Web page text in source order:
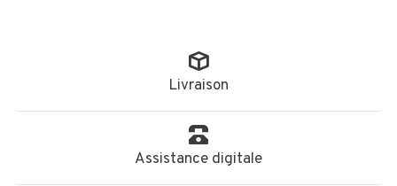
Livraison
Assistance digitale